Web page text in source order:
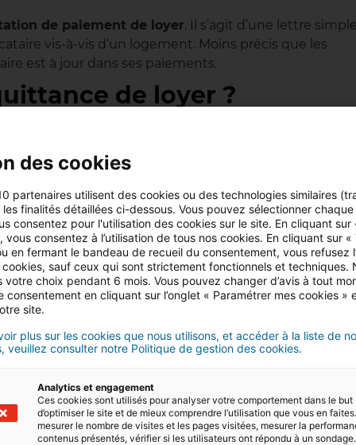
de paiement de loyer. Il s’agit d’une lettre simple
vis-à-vis d’un logement. Moins précis que les
est à jour dans ses paiements.
de loyer ?
de loyer
à chaque période de versement, le plus
pour le locataire. Aucun frais de gestion ne peut être
une quittance de loyer. Cela concerne les baux gérés
d’un mandataire.
forme . Le bailleur peut donc l’établir sur tout format, y
à télécharger et à imprimer ou quittance sur un
carnet de quittances disponible dans le
et une façons de faire une quittance. L’essentiel est
à la réglementation en vigueur.
de transmission.
! Inutile de chercher à créer votre propre modèle de
des cookies
partenaires utilisent des cookies ou des technologies similaires
les finalités détaillées ci-dessous. Vous pouvez sélectionner
consentez pour l'utilisation des cookies sur le site. En cliquant sur
vous consentez à l’utilisation de tous nos cookies. En cliquant sur «
en fermant le bandeau de recueil du consentement, vous refusez
sauf ceux qui sont strictement fonctionnels et techniques.
votre choix pendant 6 mois. Vous pouvez changer d’avis à tout
consentement en cliquant sur l’onglet « Paramétrer mes cookies »
site.
plus sur les cookies que nous utilisons, et accéder à la liste de
veuillez consulter notre Politique de gestion des cookies.
Analytics et engagement
Ces cookies sont utilisés pour analyser votre comportement dans le but
d’optimiser le site et de mieux comprendre l’utilisation que vous en
mesurer le nombre de visites et les pages visitées, mesurer la
contenus présentés, vérifier si les utilisateurs ont répondu à un